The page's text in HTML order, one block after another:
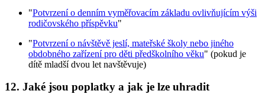
"Potvrzení o denním vyměřovacím základu ovlivňujícím výši
rodičovského příspěvku"
"Potvrzení o návštěvě jeslí, mateřské školy nebo jiného
obdobného zařízení pro děti předškolního věku" (pokud je
dítě mladší dvou let navštěvuje)
12. Jaké jsou poplatky a jak je lze uhradit